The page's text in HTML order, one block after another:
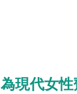
為現代女